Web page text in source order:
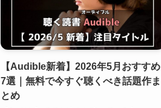
【Audible新着】2026年5月おすすめ
7選｜無料で今すぐ聴くべき話題作ま
とめ